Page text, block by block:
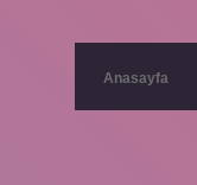
Anasayfa